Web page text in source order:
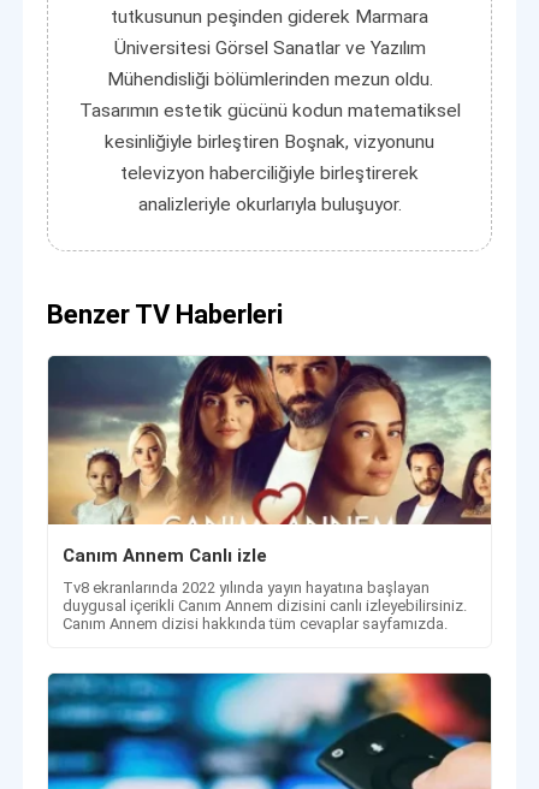
tutkusunun peşinden giderek Marmara
Üniversitesi Görsel Sanatlar ve Yazılım
Mühendisliği bölümlerinden mezun oldu.
Tasarımın estetik gücünü kodun matematiksel
kesinliğiyle birleştiren Boşnak, vizyonunu
televizyon haberciliğiyle birleştirerek
analizleriyle okurlarıyla buluşuyor.
Benzer TV Haberleri
Canım Annem Canlı izle
Tv8 ekranlarında 2022 yılında yayın hayatına başlayan
duygusal içerikli Canım Annem dizisini canlı izleyebilirsiniz.
Canım Annem dizisi hakkında tüm cevaplar sayfamızda.